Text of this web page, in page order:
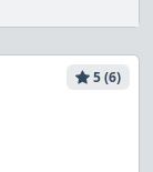
5 (6)